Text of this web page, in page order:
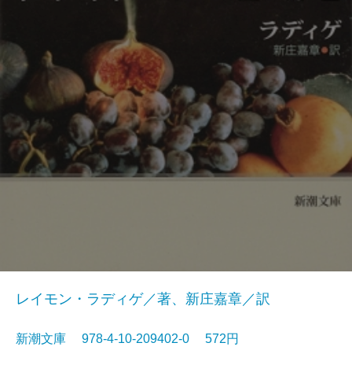
レイモン・ラディゲ／著、新庄嘉章／訳
新潮文庫 978-4-10-209402-0 572円